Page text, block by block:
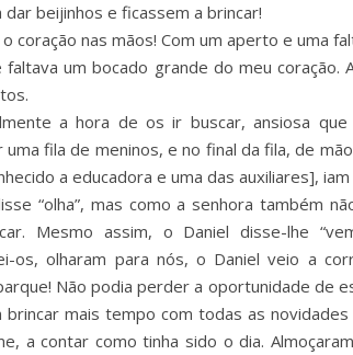
beijinhos e ficassem a brincar!
coração nas mãos! Com um aperto e uma
faltava um bocado grande do meu
a hora de os ir buscar, ansiosa
uma fila de meninos, e no final da fila, de
a educadora e uma das auxiliares],
“olha”, mas como a senhora também
Mesmo assim, o Daniel disse-lhe
os, olharam para nós, o Daniel veio a
Não podia perder a oportunidade de
brincar mais tempo com todas as
a contar como tinha sido o dia.